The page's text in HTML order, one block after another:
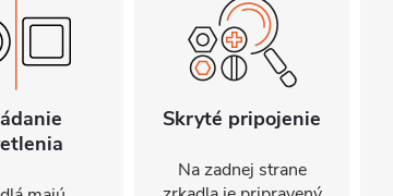
Skryté pripojenie
Na zadnej strane